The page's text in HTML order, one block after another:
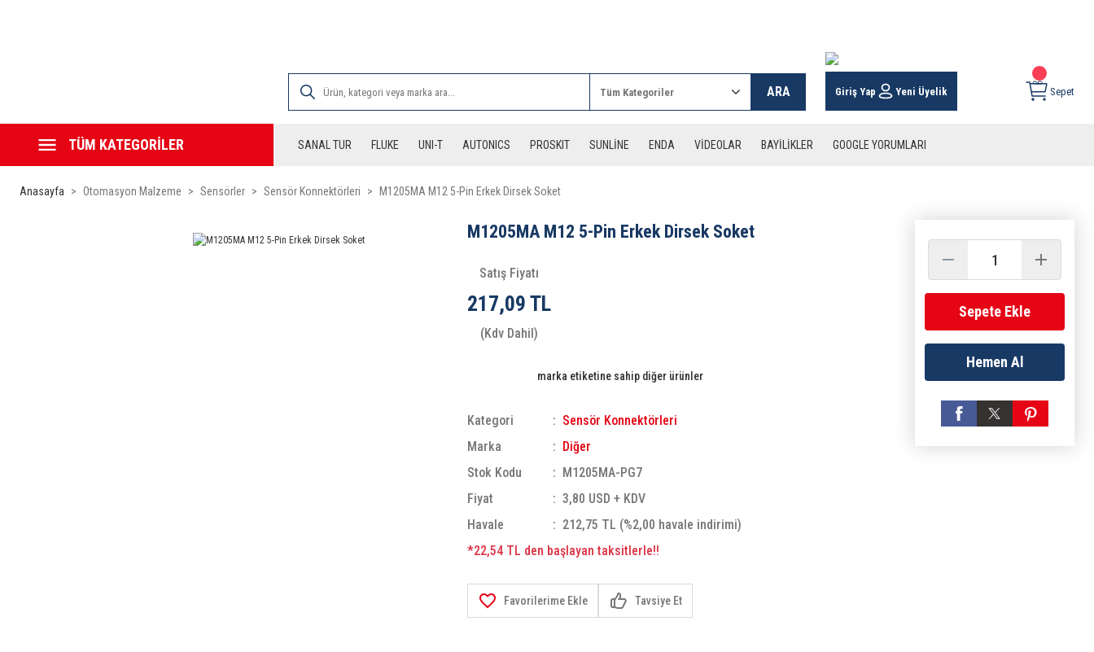
ARA Giriş Yap Yeni Üyelik Sepet
TÜM KATEGORİLER SANAL TUR FLUKE UNI-T AUTONICS PROSKIT SUNLİNE ENDA VİDEOLAR BAYİLİKLER GOOGLE YORUMLARI
Anasayfa Otomasyon Malzeme Sensörler Sensör Konnektörleri M1205MA M12 5-Pin Erkek Dirsek Soket
M1205MA M12 5-Pin Erkek Dirsek Soket
Satış Fiyatı
217,09 TL
(Kdv Dahil)
marka etiketine sahip diğer ürünler
Kategori
Sensör Konnektörleri
Marka
Diğer
Stok Kodu
M1205MA-PG7
Fiyat
3,80 USD + KDV
Havale
212,75 TL (%2,00 havale indirimi)
*22,54 TL den başlayan taksitlerle!!
Tavsiye Et
Sepete Ekle
Hemen Al